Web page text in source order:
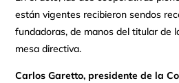
están vigentes recibieron sendos
fundadoras, de manos del titular de
mesa directiva.
Carlos Garetto, presidente de la